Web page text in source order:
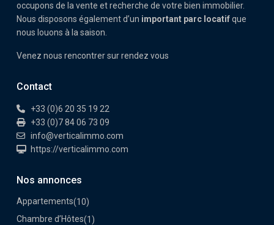
occupons de la vente et recherche de votre bien immobilier.
Nous disposons également d’un important parc locatifque
nous louons à la saison.
Venez nous rencontrer sur rendez vous
Contact
+33 (0)6 20 35 19 22
+33 (0)7 84 06 73 09
info@verticalimmo.com
https://verticalimmo.com
Nos annonces
Appartements(10)
Chambre d’Hôtes(1)